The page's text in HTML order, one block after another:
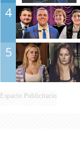
4
5
Espacio Publicitario